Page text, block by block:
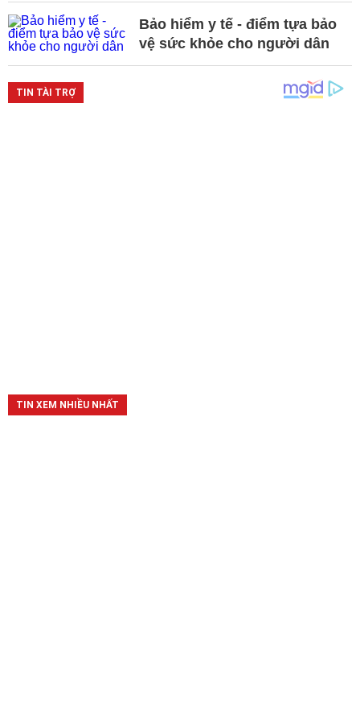
Bảo hiểm y tế - điểm tựa bảo
vệ sức khỏe cho người dân
TIN XEM NHIỀU NHẤT